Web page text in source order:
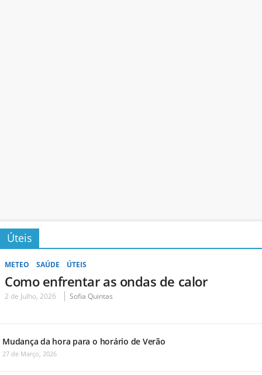
Úteis
METEO SAÚDE ÚTEIS
Como enfrentar as ondas de calor
2 de Julho, 2026 Sofia Quintas
Mudança da hora para o horário de Verão
27 de Março, 2026